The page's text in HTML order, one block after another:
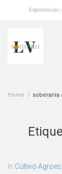
Home / soberania
In Cultivo